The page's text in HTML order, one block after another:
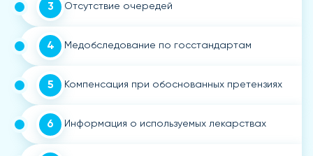
3 Отсутствие очередей
4 Медобследование по госстандартам
5 Компенсация при обоснованных претензиях
6 Информация о используемых лекарствах